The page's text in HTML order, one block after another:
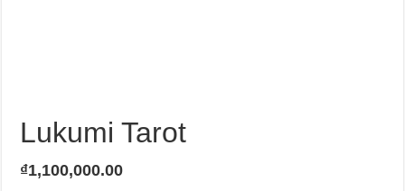
Lukumi Tarot
₫1,100,000.00